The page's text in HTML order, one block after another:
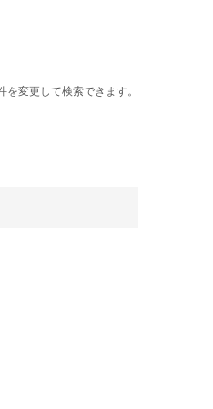
を変更して検索できます。